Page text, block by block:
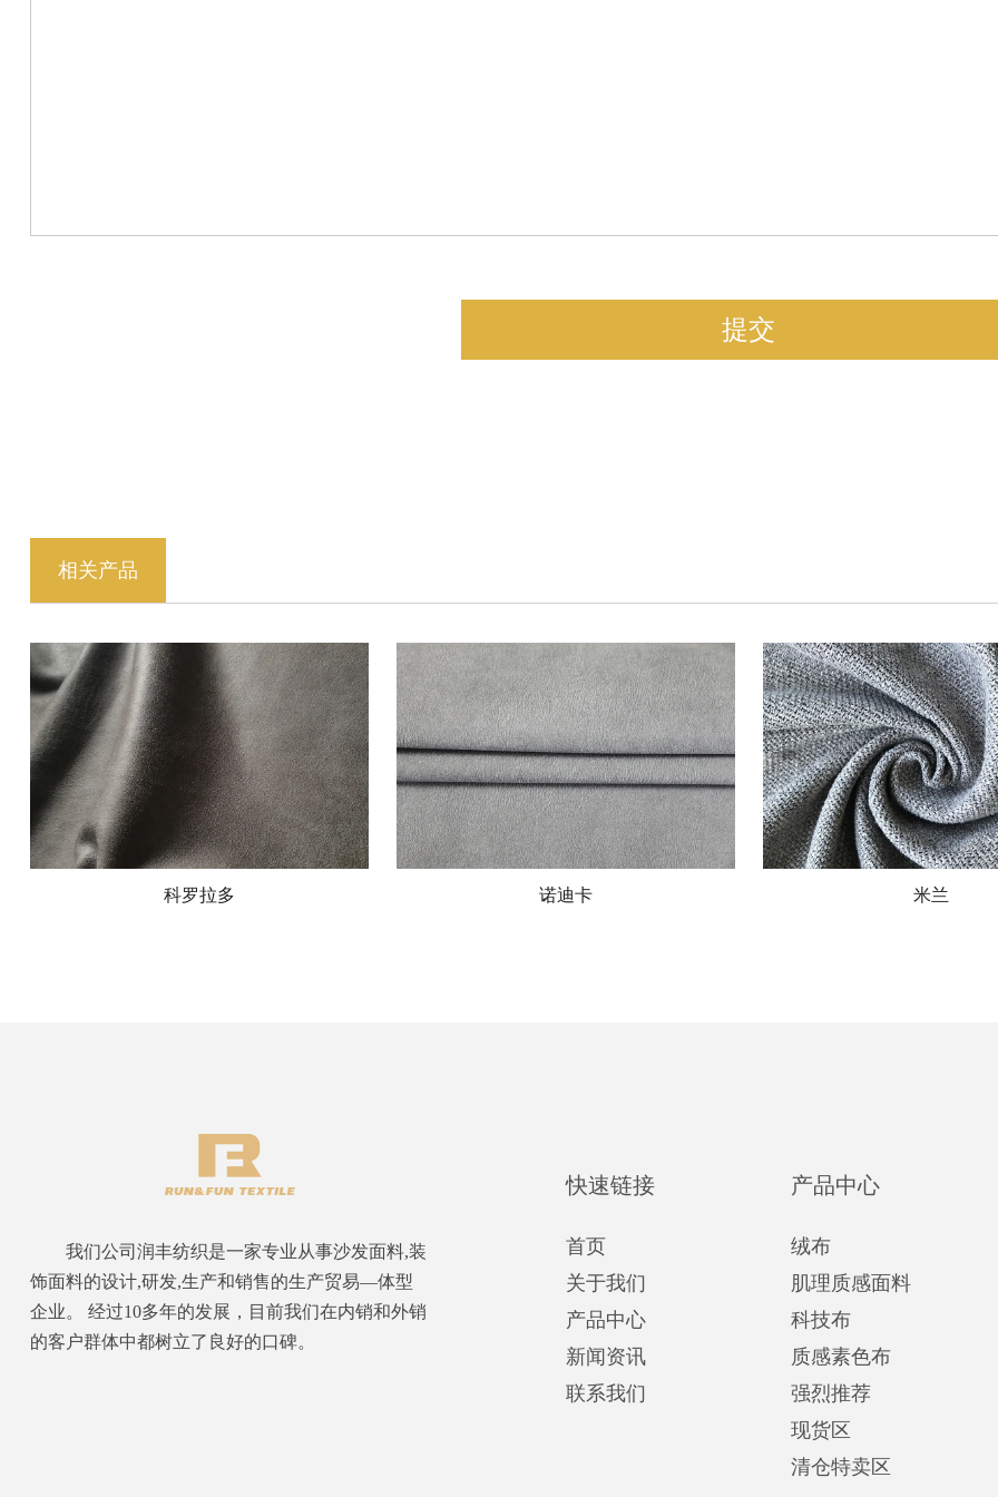
相关产品
科罗拉多 诺迪卡 米兰
我们公司润丰纺织是一家专业从事沙发面料,装
饰面料的设计,研发,生产和销售的生产贸易—体型
企业。 经过10多年的发展，目前我们在内销和外销
的客户群体中都树立了良好的口碑。
快速链接
首页
关于我们
产品中心
新闻资讯
联系我们
产品中心
绒布
肌理质感面料
科技布
质感素色布
强烈推荐
现货区
清仓特卖区